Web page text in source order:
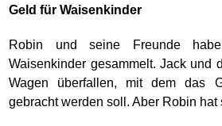
Geld für Waisenkinder
Robin und seine Freunde
Waisenkinder gesammelt. Jack und
Wagen überfallen, mit dem das
gebracht werden soll. Aber Robin hat